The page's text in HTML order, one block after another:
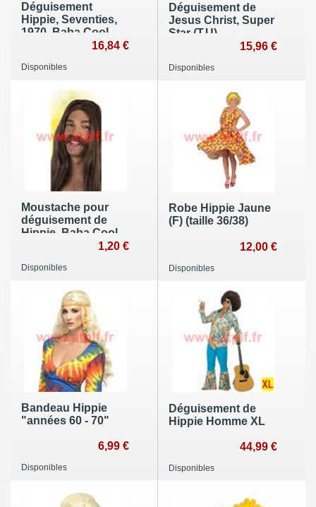
Déguisement
Hippie, Seventies,
1970, Baba Cool,
16,84 €
Disponibles
Déguisement de
Jesus Christ, Super
Star (T.U)
15,96 €
Disponibles
Moustache pour
déguisement de
Hippie, Baba Cool,
1,20 €
Disponibles
Robe Hippie Jaune
(F) (taille 36/38)
12,00 €
Disponibles
Bandeau Hippie
"années 60 - 70"
6,99 €
Disponibles
Déguisement de
Hippie Homme XL
44,99 €
Disponibles